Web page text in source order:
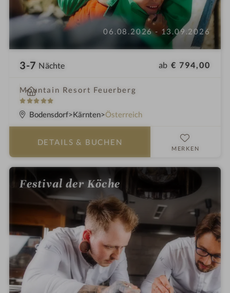
06.08.2026 - 13.09.2026
3-7 Nächte ab € 794,00
Mountain Resort Feuerberg
5
S
t
i
n
Bodensdorf Kärnten Österreich
DETAILS & BUCHEN
MERKEN
Festival der Köche